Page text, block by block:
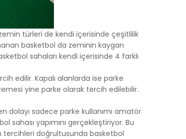
zemin türleri de kendi içerisinde çeşitlilik
basketbol da zeminin kaygan
sahaları kendi içerisinde 4 farklı
edilir. Kapalı alanlarda ise parke
yine parke olarak tercih edilebilir.
dolayı sadece parke kullanımı amatör
yapımını gerçekleştiriyor. Bu
tercihleri doğrultusunda basketbol